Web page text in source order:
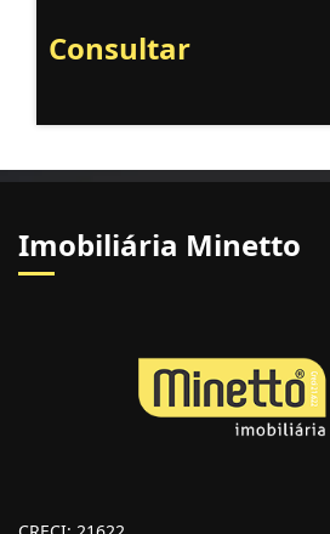
Consultar
Imobiliária Minetto